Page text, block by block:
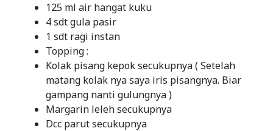
125 ml air hangat kuku
4 sdt gula pasir
1 sdt ragi instan
Topping :
Kolak pisang kepok secukupnya ( Setelah
matang kolak nya saya iris pisangnya. Biar
gampang nanti gulungnya )
Margarin leleh secukupnya
Dcc parut secukupnya